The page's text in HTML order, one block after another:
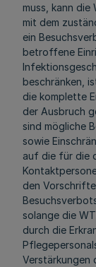
muss, kann die
mit dem
ein
betroffene
beschränken,
die komplette
der Ausbruch
sind mögliche
sowie
auf die für die
den
solange die
durch die
Verstärkungen